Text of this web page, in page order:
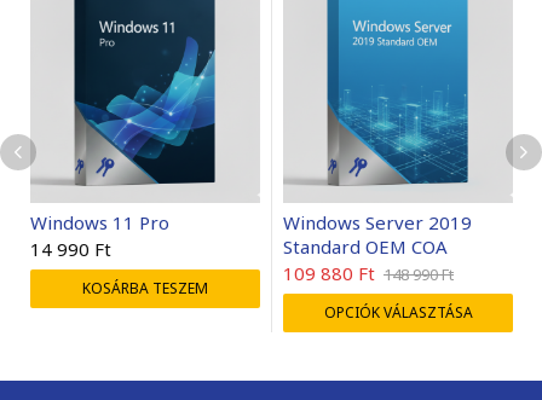
Windows 11 Pro
14 990 Ft
KOSÁRBA TESZEM
Windows Server 2019
Standard OEM COA
148 990Ft
109 880 Ft
OPCIÓK VÁLASZTÁSA